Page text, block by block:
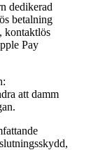
dedikerad
betalning
kontaktlös
Pay
att damm